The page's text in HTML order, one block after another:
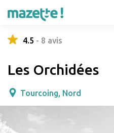
4.5 - 8 avis
Les Orchidées
Tourcoing, Nord